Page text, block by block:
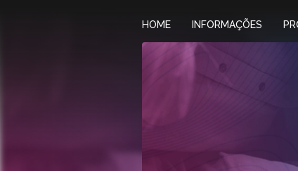
HOME INFORMAÇÕES